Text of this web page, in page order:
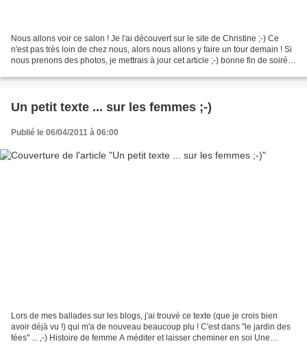
Nous allons voir ce salon ! Je l'ai découvert sur le site de Christine ;-) Ce
n'est pas très loin de chez nous, alors nous allons y faire un tour demain ! Si
nous prenons des photos, je mettrais à jour cet article ;-) bonne fin de soirée
Un petit texte ... sur les femmes ;-)
Publié le 06/04/2011 à 06:00
Lors de mes ballades sur les blogs, j'ai trouvé ce texte (que je crois bien
avoir déjà vu !) qui m'a de nouveau beaucoup plu ! C'est dans "le jardin des
fées" ... ,-) Histoire de femme A méditer et laisser cheminer en soi Une